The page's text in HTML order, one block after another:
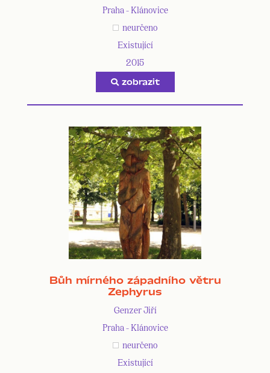
Praha - Klánovice
neurčeno
Existující
2015
zobrazit
Bůh mírného západního větru
Zephyrus
Genzer Jiří
Praha - Klánovice
neurčeno
Existující